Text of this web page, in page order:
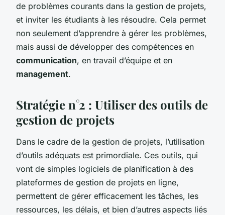
de problèmes courants dans la gestion de projets,
et inviter les étudiants à les résoudre. Cela permet
non seulement d’apprendre à gérer les problèmes,
mais aussi de développer des compétences en
communication, en travail d’équipe et en
management.
Stratégie n°2 : Utiliser des outils de
gestion de projets
Dans le cadre de la gestion de projets, l’utilisation
d’outils adéquats est primordiale. Ces outils, qui
vont de simples logiciels de planification à des
plateformes de gestion de projets en ligne,
permettent de gérer efficacement les tâches, les
ressources, les délais, et bien d’autres aspects liés